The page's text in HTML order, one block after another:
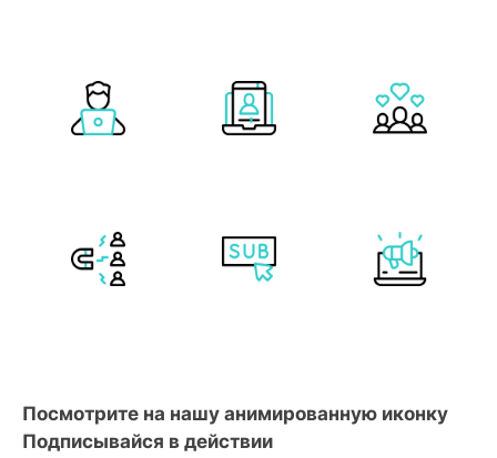
Посмотрите на нашу анимированную иконку
Подписывайся в действии